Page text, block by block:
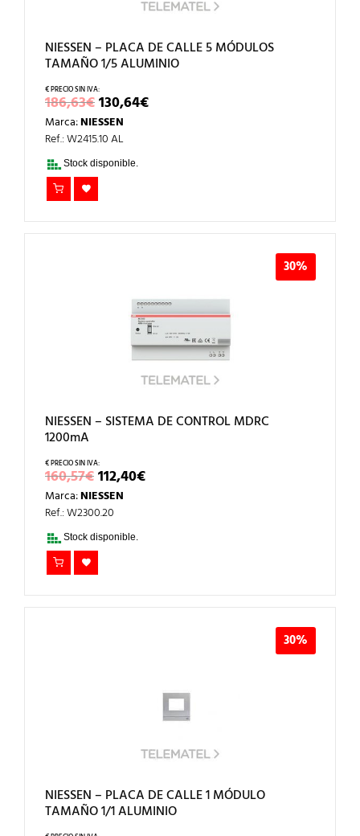
NIESSEN – PLACA DE CALLE 5 MÓDULOS
TAMAÑO 1/5 ALUMINIO
186,63€EL
PRECIO
ORIGINAL
ERA:186,63€.
130,64€EL
PRECIO
Marca:NIESSEN
Ref.: W2415.10 AL
Stock disponible.
30%
NIESSEN – SISTEMA DE CONTROL MDRC
1200mA
160,57€EL
PRECIO
ORIGINAL
ERA:160,57€.
112,40€EL
PRECIO
Marca:NIESSEN
Ref.: W2300.20
Stock disponible.
30%
NIESSEN – PLACA DE CALLE 1 MÓDULO
TAMAÑO 1/1 ALUMINIO